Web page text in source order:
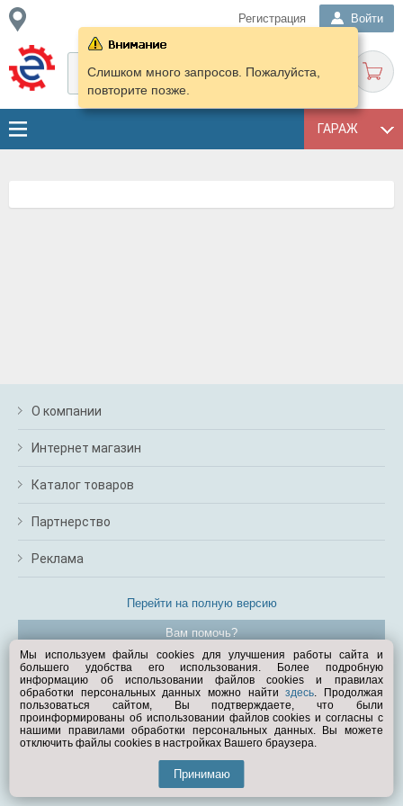
Регистрация Войти
ГАРАЖ
Слишком много запросов. Пожалуйста,
повторите позже.
О компании
Интернет магазин
Каталог товаров
Партнерство
Реклама
Перейти на полную версию
Вам помочь?
© Exist.ru 1998—2026
Мы используем файлы cookies для улучшения работы сайта и
большего удобства его использования. Более подробную
информацию об использовании файлов cookies и правилах
обработки персональных данных можно найтиздесь. Продолжая
пользоваться сайтом, Вы подтверждаете, что были
проинформированы об использовании файлов cookies и согласны с
нашими правилами обработки персональных данных. Вы можете
отключить файлы cookies в настройках Вашего браузера.
Принимаю